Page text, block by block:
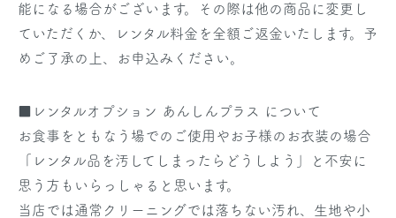
能になる場合がございます。その際は他の商品に変更し
ていただくか、レンタル料金を全額ご返金いたします。予
めご了承の上、お申込みください。
■レンタルオプション あんしんプラス について
お食事をともなう場でのご使用やお子様のお衣装の場合
「レンタル品を汚してしまったらどうしよう」と不安に
思う方もいらっしゃると思います。
当店では通常クリーニングでは落ちない汚れ、生地や小